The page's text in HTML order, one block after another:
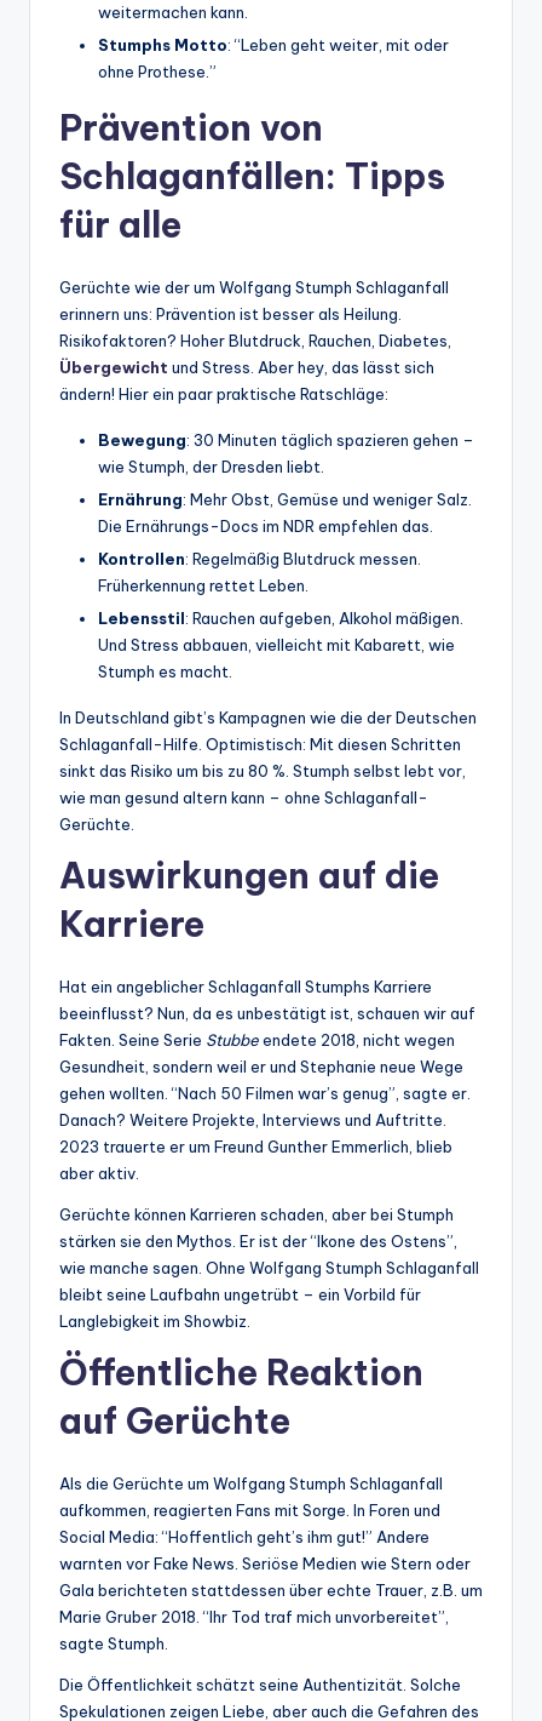
weitermachen kann.
Stumphs Motto: “Leben geht weiter, mit oder
ohne Prothese.”
Prävention von
Schlaganfällen: Tipps
für alle
Gerüchte wie der um Wolfgang Stumph Schlaganfall
erinnern uns: Prävention ist besser als Heilung.
Risikofaktoren? Hoher Blutdruck, Rauchen, Diabetes,
Übergewicht und Stress. Aber hey, das lässt sich
ändern! Hier ein paar praktische Ratschläge:
Bewegung: 30 Minuten täglich spazieren gehen –
wie Stumph, der Dresden liebt.
Ernährung: Mehr Obst, Gemüse und weniger Salz.
Die Ernährungs-Docs im NDR empfehlen das.
Kontrollen: Regelmäßig Blutdruck messen.
Früherkennung rettet Leben.
Lebensstil: Rauchen aufgeben, Alkohol mäßigen.
Und Stress abbauen, vielleicht mit Kabarett, wie
Stumph es macht.
In Deutschland gibt’s Kampagnen wie die der Deutschen
Schlaganfall-Hilfe. Optimistisch: Mit diesen Schritten
sinkt das Risiko um bis zu 80 %. Stumph selbst lebt vor,
wie man gesund altern kann – ohne Schlaganfall-
Gerüchte.
Auswirkungen auf die
Karriere
Hat ein angeblicher Schlaganfall Stumphs Karriere
beeinflusst? Nun, da es unbestätigt ist, schauen wir auf
Fakten. Seine Serie Stubbeendete 2018, nicht wegen
Gesundheit, sondern weil er und Stephanie neue Wege
gehen wollten. “Nach 50 Filmen war’s genug”, sagte er.
Danach? Weitere Projekte, Interviews und Auftritte.
2023 trauerte er um Freund Gunther Emmerlich, blieb
aber aktiv.
Gerüchte können Karrieren schaden, aber bei Stumph
stärken sie den Mythos. Er ist der “Ikone des Ostens”,
wie manche sagen. Ohne Wolfgang Stumph Schlaganfall
bleibt seine Laufbahn ungetrübt – ein Vorbild für
Langlebigkeit im Showbiz.
Öffentliche Reaktion
auf Gerüchte
Als die Gerüchte um Wolfgang Stumph Schlaganfall
aufkommen, reagierten Fans mit Sorge. In Foren und
Social Media: “Hoffentlich geht’s ihm gut!” Andere
warnten vor Fake News. Seriöse Medien wie Stern oder
Gala berichteten stattdessen über echte Trauer, z.B. um
Marie Gruber 2018. “Ihr Tod traf mich unvorbereitet”,
sagte Stumph.
Die Öffentlichkeit schätzt seine Authentizität. Solche
Spekulationen zeigen Liebe, aber auch die Gefahren des